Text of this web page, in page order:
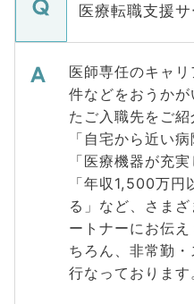
医療転職支援
医師専任のキャ
件などをおうか
たご入職先をご紹
「自宅から近い
「医療機器が充
「年収1,500万円
る」など、さま
ートナーにお伝
ちろん、非常勤
行なっております